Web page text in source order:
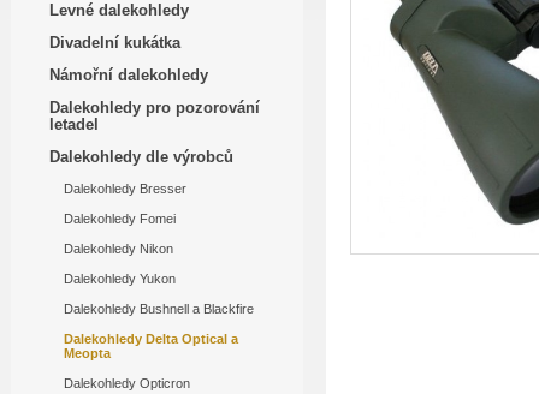
Levné dalekohledy
Divadelní kukátka
Námořní dalekohledy
Dalekohledy pro pozorování
letadel
Dalekohledy dle výrobců
Dalekohledy Bresser
Dalekohledy Fomei
Dalekohledy Nikon
Dalekohledy Yukon
Dalekohledy Bushnell a Blackfire
Dalekohledy Delta Optical a
Meopta
Dalekohledy Opticron